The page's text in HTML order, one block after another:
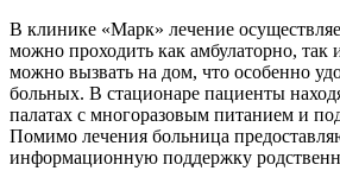
В клинике «Марк» лечение
можно проходить как амбулаторно, так
можно вызвать на дом, что особенно
больных. В стационаре пациенты
палатах с многоразовым питанием и
Помимо лечения больница
информационную поддержку